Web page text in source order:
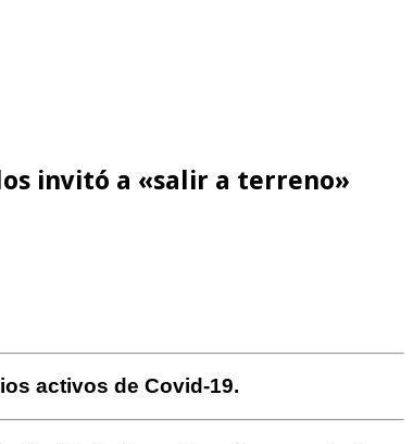
invitó a «salir a terreno»
activos de Covid-19.